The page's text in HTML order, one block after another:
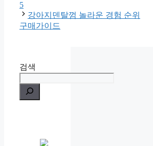
5
강아지덴탈껌 놀라운 경험 순위
구매가이드
검색